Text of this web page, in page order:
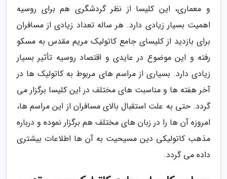
و معماری، این کلیسا از نظر گردشگری هم برای روسیه
اهمیت بسیار زیادی دارد. هر ساله تعداد زیادی از مسافران
برای بازدید از کلیسای جامع کاتولیک مریم مقدس به مسکو
رفته و این موضوع در عایدی و اقتصاد روسیه تأثیر بسیار
زیادی دارد. بسیاری از مراسم های مربوط به کاتولیک ها در
آخر هفته ها و مناسبت های مختلف در این کلیسا برگزار می
گردد. حتی به علت استقبال بالای مسافران از این مراسم ها،
امروزه آن ها را در زبان های مختلف هم برگزار نموده و درباره
مذهب کاتولیکی دین مسیحیت به آن ها اطلاعات بیشتری
داده می گردد.